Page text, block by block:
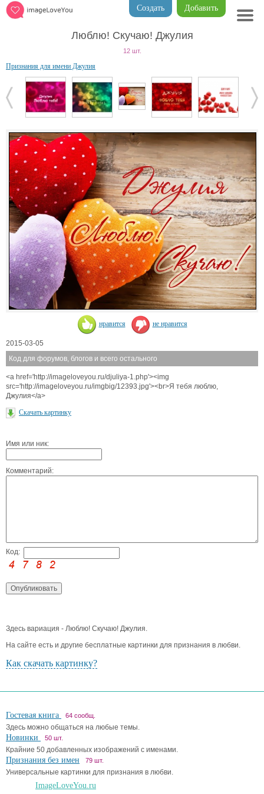
Добавить
Создать
Люблю! Скучаю! Джулия
12 шт.
Признания для имени Джулия
нравится не нравится
2015-03-05
Код для форумов, блогов и всего остального
<a href='http://imageloveyou.ru/djuliya-1.php'><img
src='http://imageloveyou.ru/imgbig/12393.jpg'><br>Я тебя люблю,
Джулия</a>
Скачать картинку
Имя или ник:
Комментарий:
Код:
Здесь вариация - Люблю! Скучаю! Джулия.
На сайте есть и другие бесплатные картинки для признания в любви.
Как скачать картинку?
Гостевая книга 64 сообщ.
Здесь можно общаться на любые темы.
Новинки 50 шт.
Крайние 50 добавленных изображений с именами.
Признания без имен 79 шт.
Универсальные картинки для признания в любви.
ImageLoveYou.ru